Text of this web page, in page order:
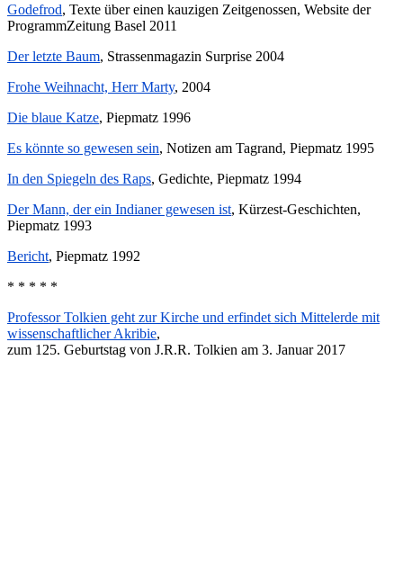
Godefrod, Texte über einen kauzigen Zeitgenossen, Website der
ProgrammZeitung Basel 2011
Der letzte Baum, Strassenmagazin Surprise 2004
Frohe Weihnacht, Herr Marty, 2004
Die blaue Katze, Piepmatz 1996
Es könnte so gewesen sein, Notizen am Tagrand, Piepmatz 1995
In den Spiegeln des Raps, Gedichte, Piepmatz 1994
Der Mann, der ein Indianer gewesen ist, Kürzest-Geschichten,
Piepmatz 1993
Bericht, Piepmatz 1992
* * * * *
Professor Tolkien geht zur Kirche und erfindet sich Mittelerde mit
wissenschaftlicher Akribie,
zum 125. Geburtstag von J.R.R. Tolkien am 3. Januar 2017